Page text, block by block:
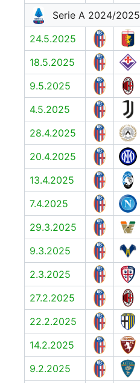
Serie A 2024/2025
24.5.2025
18.5.2025
9.5.2025
4.5.2025
28.4.2025
20.4.2025
13.4.2025
7.4.2025
29.3.2025
9.3.2025
2.3.2025
27.2.2025
22.2.2025
14.2.2025
9.2.2025